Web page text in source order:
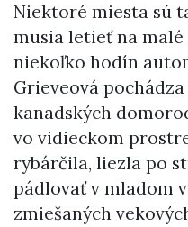
Niektoré miesta sú
musia letieť na
niekoľko hodín
Grieveová
kanadských
vo vidieckom
rybárčila, liezla po
pádlovať v mladom
zmiešaných